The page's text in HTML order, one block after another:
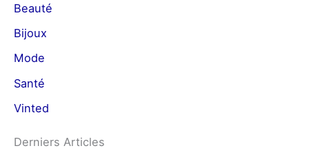
Beauté
Bijoux
Mode
Santé
Vinted
Derniers Articles